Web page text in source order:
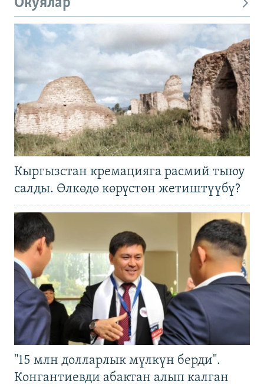
Окуялар
Кыргызстан кремацияга расмий тыюу
салды. Өлкөдө көрүстөн жетиштүүбү?
"15 млн долларлык мүлкүн берди".
Конгантиевди абактан алып калган